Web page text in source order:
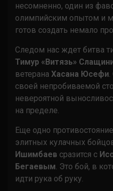
несомненно, один из
олимпийским опытом и
готов создать немало
Следом нас ждет битва
Тимур «Витязь»
ветерана Хасана Юсефи
своей непробиваемой
невероятной
на пределе.
Еще одно
элитных кулачных
Ишимбаев сразится с
Бегаевым . Это бой, в
идти рука об руку.